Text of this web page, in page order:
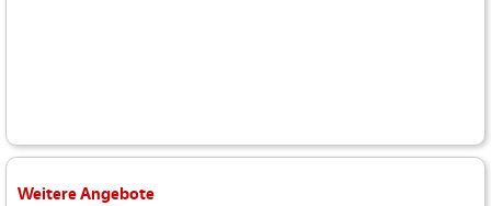
Weitere Angebote